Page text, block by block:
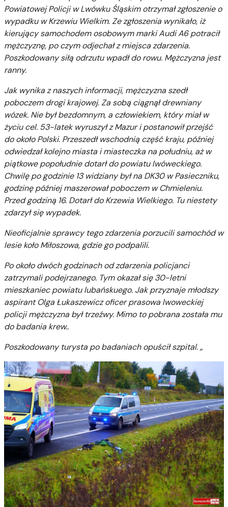
Powiatowej Policji w Lwówku Śląskim otrzymał zgłoszenie o
wypadku w Krzewiu Wielkim. Ze zgłoszenia wynikało, iż
kierujący samochodem osobowym marki Audi A6 potracił
mężczyznę, po czym odjechał z miejsca zdarzenia.
Poszkodowany siłą odrzutu wpadł do rowu. Mężczyzna jest
ranny.
Jak wynika z naszych informacji, mężczyzna szedł
poboczem drogi krajowej. Za sobą ciągnął drewniany
wózek. Nie był bezdomnym, a człowiekiem, który miał w
życiu cel. 53-latek wyruszył z Mazur i postanowił przejść
do około Polski. Przeszedł wschodnią część kraju, później
odwiedzał kolejno miasta i miasteczka na południu, aż w
piątkowe popołudnie dotarł do powiatu lwóweckiego.
Chwilę po godzinie 13 widziany był na DK30 w Pasieczniku,
godzinę później maszerował poboczem w Chmieleniu.
Przed godziną 16. Dotarł do Krzewia Wielkiego. Tu niestety
zdarzył się wypadek.
Nieoficjalnie sprawcy tego zdarzenia porzucili samochód w
lesie koło Miłoszowa, gdzie go podpalili.
Po około dwóch godzinach od zdarzenia policjanci
zatrzymali podejrzanego. Tym okazał się 30-letni
mieszkaniec powiatu lubańskuego. Jak przyznaje młodszy
aspirant Olga Łukaszewicz oficer prasowa lwoweckiej
policji mężczyzna był trzeźwy. Mimo to pobrana została mu
do badania krew..
Poszkodowany turysta po badaniach opuścił szpital. „